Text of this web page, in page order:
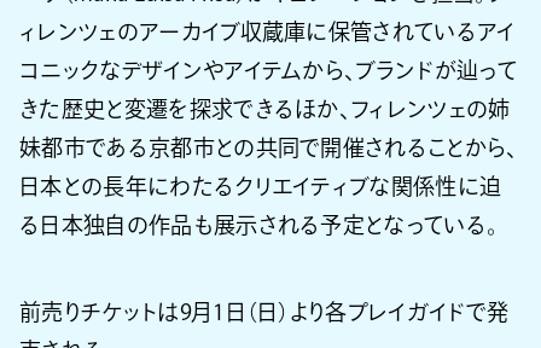
ィレンツェのアーカイブ収蔵庫に保管されているアイ
コニックなデザインやアイテムから、ブランドが辿って
きた歴史と変遷を探求できるほか、フィレンツェの姉
妹都市である京都市との共同で開催されることから、
日本との長年にわたるクリエイティブな関係性に迫
る日本独自の作品も展示される予定となっている。
前売りチケットは9月1日（日）より各プレイガイドで発